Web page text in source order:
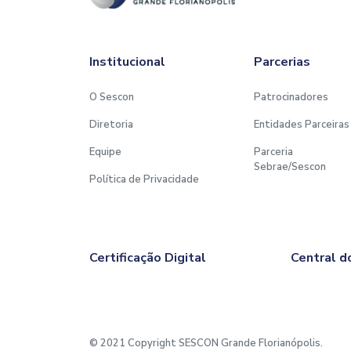
Institucional
O Sescon
Diretoria
Equipe
Política de Privacidade
Parcerias
Patrocinadores
Entidades Parceiras
Parceria
Sebrae/Sescon
Certificação Digital Central
© 2021 Copyright SESCON Grande Florianópolis.